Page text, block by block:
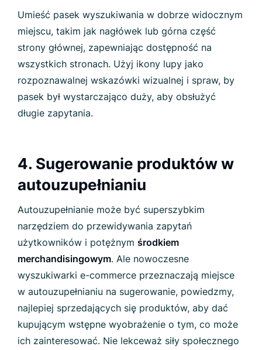
Umieść pasek wyszukiwania w dobrze widocznym
miejscu, takim jak nagłówek lub górna część
strony głównej, zapewniając dostępność na
wszystkich stronach. Użyj ikony lupy jako
rozpoznawalnej wskazówki wizualnej i spraw, by
pasek był wystarczająco duży, aby obsłużyć
długie zapytania.
4. Sugerowanie produktów w
autouzupełnianiu
Autouzupełnianie może być superszybkim
narzędziem do przewidywania zapytań
użytkowników i potężnym środkiem
merchandisingowym. Ale nowoczesne
wyszukiwarki e-commerce przeznaczają miejsce
w autouzupełnianiu na sugerowanie, powiedzmy,
najlepiej sprzedających się produktów, aby dać
kupującym wstępne wyobrażenie o tym, co może
ich zainteresować. Nie lekceważ siły społecznego